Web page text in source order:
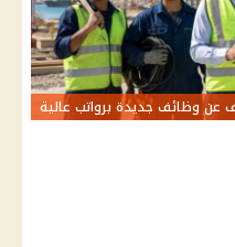
عن وظائف جديدة برواتب عالية